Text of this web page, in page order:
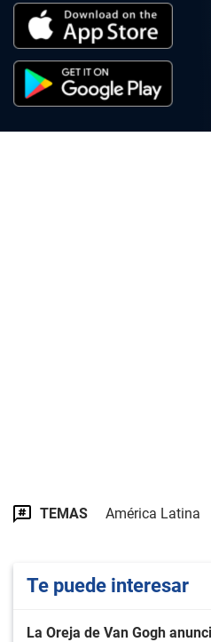
TEMAS América Latina
Te puede interesar
La Oreja de Van Gogh